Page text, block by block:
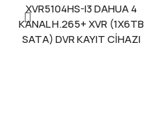
XVR5104HS-I3 DAHUA 4
KANAL H.265+ XVR (1X6TB
SATA) DVR KAYIT CİHAZI